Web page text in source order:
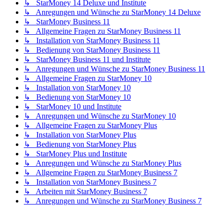
↳ StarMoney 14 Deluxe und Institute
↳ Anregungen und Wünsche zu StarMoney 14 Deluxe
↳ StarMoney Business 11
↳ Allgemeine Fragen zu StarMoney Business 11
↳ Installation von StarMoney Business 11
↳ Bedienung von StarMoney Business 11
↳ StarMoney Business 11 und Institute
↳ Anregungen und Wünsche zu StarMoney Business 11
↳ Allgemeine Fragen zu StarMoney 10
↳ Installation von StarMoney 10
↳ Bedienung von StarMoney 10
↳ StarMoney 10 und Institute
↳ Anregungen und Wünsche zu StarMoney 10
↳ Allgemeine Fragen zu StarMoney Plus
↳ Installation von StarMoney Plus
↳ Bedienung von StarMoney Plus
↳ StarMoney Plus und Institute
↳ Anregungen und Wünsche zu StarMoney Plus
↳ Allgemeine Fragen zu StarMoney Business 7
↳ Installation von StarMoney Business 7
↳ Arbeiten mit StarMoney Business 7
↳ Anregungen und Wünsche zu StarMoney Business 7